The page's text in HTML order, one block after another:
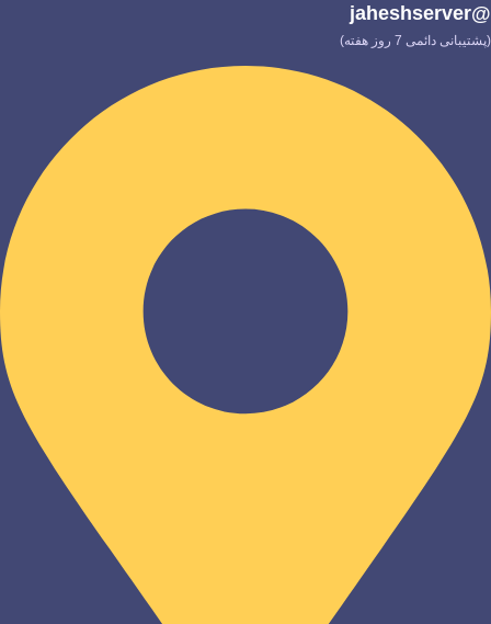
@jaheshserver
(پشتیبانی دائمی 7 روز هفته)